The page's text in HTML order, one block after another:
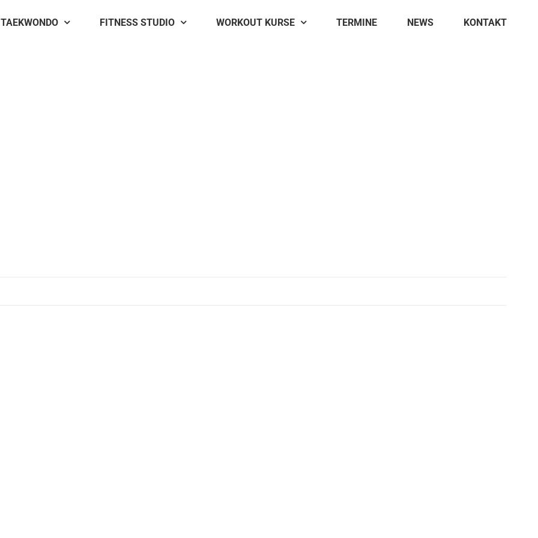
TAEKWONDO FITNESS STUDIO WORKOUT KURSE TERMINE NEWS KONTAKT